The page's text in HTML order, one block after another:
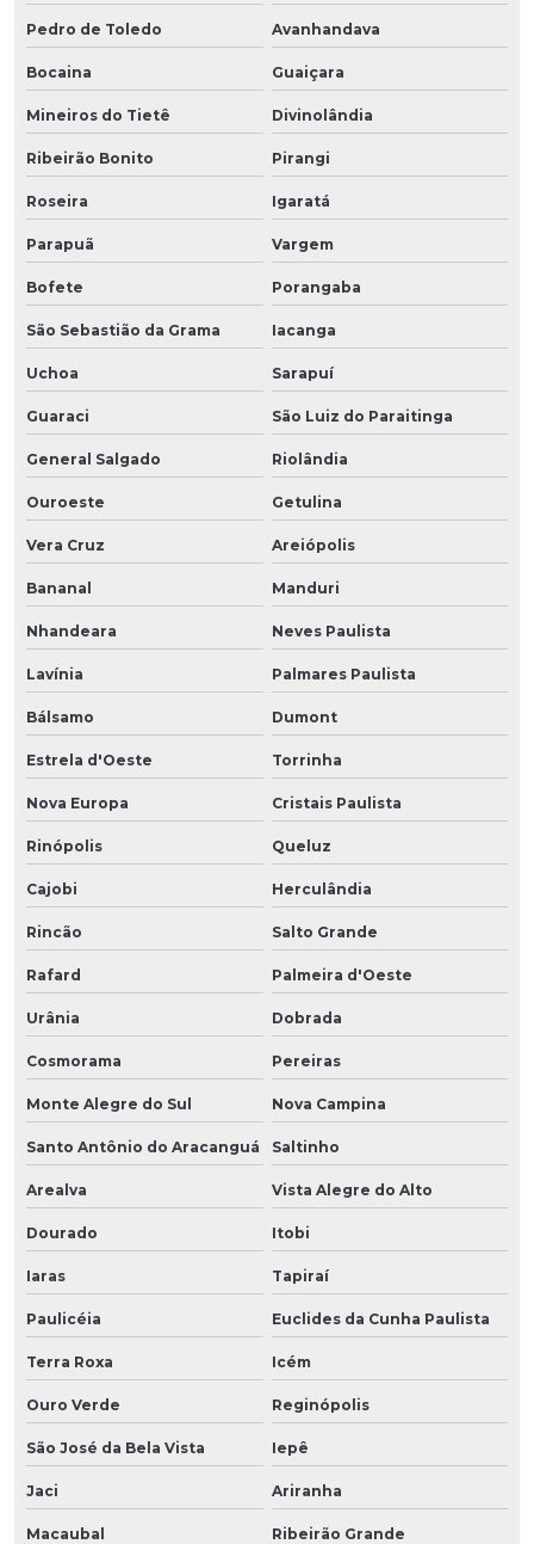
Pedro de Toledo Avanhandava
Bocaina Guaiçara
Mineiros do Tietê Divinolândia
Ribeirão Bonito Pirangi
Roseira Igaratá
Parapuã Vargem
Bofete Porangaba
São Sebastião da Grama Iacanga
Uchoa Sarapuí
Guaraci São Luiz do Paraitinga
General Salgado Riolândia
Ouroeste Getulina
Vera Cruz Areiópolis
Bananal Manduri
Nhandeara Neves Paulista
Lavínia Palmares Paulista
Bálsamo Dumont
Estrela d'Oeste Torrinha
Nova Europa Cristais Paulista
Rinópolis Queluz
Cajobi Herculândia
Rincão Salto Grande
Rafard Palmeira d'Oeste
Urânia Dobrada
Cosmorama Pereiras
Monte Alegre do Sul Nova Campina
Santo Antônio do Aracanguá Saltinho
Arealva Vista Alegre do Alto
Dourado Itobi
Iaras Tapiraí
Paulicéia Euclides da Cunha Paulista
Terra Roxa Icém
Ouro Verde Reginópolis
São José da Bela Vista Iepê
Jaci Ariranha
Macaubal Ribeirão Grande